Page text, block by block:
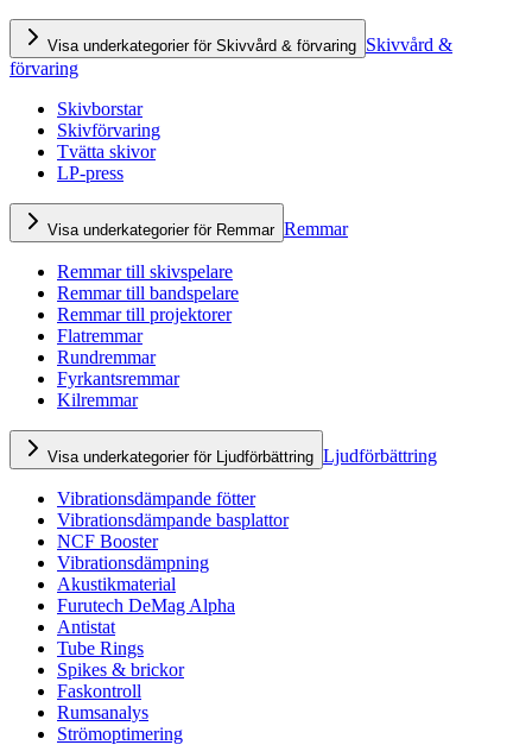
Visa underkategorier för Skivvård & förvaring Skivvård &
förvaring
Skivborstar
Skivförvaring
Tvätta skivor
LP-press
Visa underkategorier för Remmar Remmar
Remmar till skivspelare
Remmar till bandspelare
Remmar till projektorer
Flatremmar
Rundremmar
Fyrkantsremmar
Kilremmar
Visa underkategorier för Ljudförbättring Ljudförbättring
Vibrationsdämpande fötter
Vibrationsdämpande basplattor
NCF Booster
Vibrationsdämpning
Akustikmaterial
Furutech DeMag Alpha
Antistat
Tube Rings
Spikes & brickor
Faskontroll
Rumsanalys
Strömoptimering